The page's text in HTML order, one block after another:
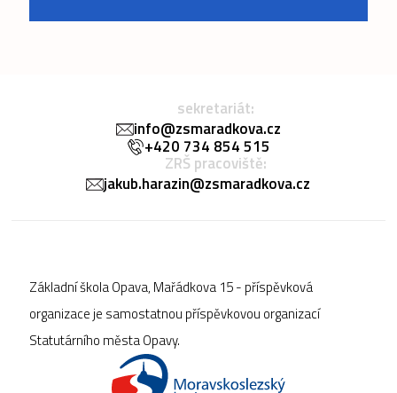
sekretariát:
info@zsmaradkova.cz
+420 734 854 515
ZRŠ pracoviště:
jakub.harazin@zsmaradkova.cz
Základní škola Opava, Mařádkova 15 - příspěvková
organizace je samostatnou příspěvkovou organizací
Statutárního města Opavy.